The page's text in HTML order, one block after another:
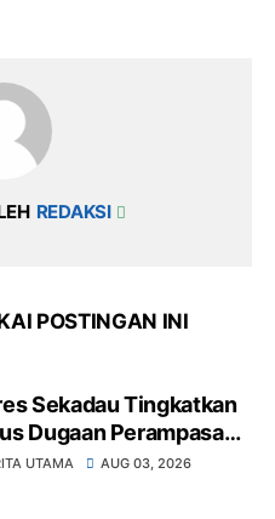
REDAKSI
POSTINGAN INI
Sekadau Tingkatkan
Dugaan Perampasan
Ke Tahap Penyidikan
UTAMA AUG 03, 2026